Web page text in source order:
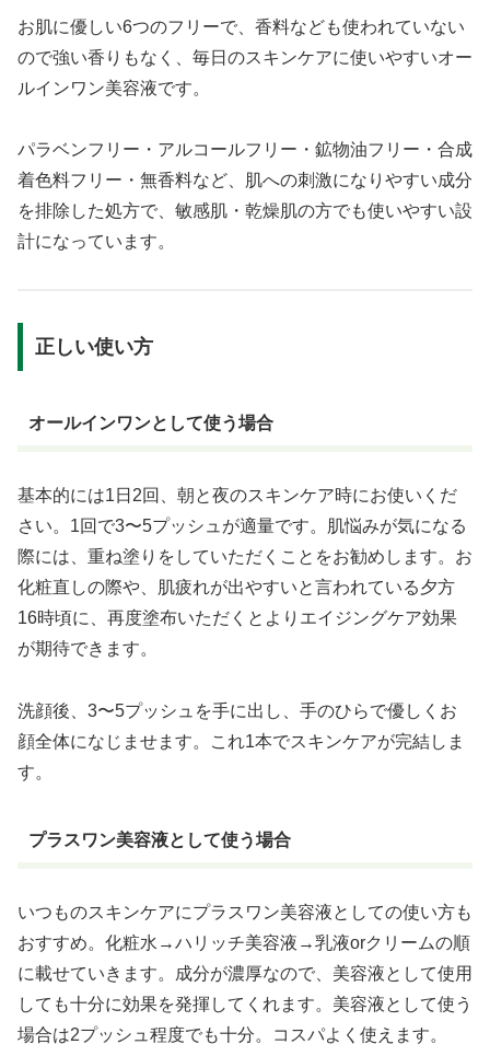
お肌に優しい6つのフリーで、香料なども使われていない
ので強い香りもなく、毎日のスキンケアに使いやすいオー
ルインワン美容液です。
パラベンフリー・アルコールフリー・鉱物油フリー・合成
着色料フリー・無香料など、肌への刺激になりやすい成分
を排除した処方で、敏感肌・乾燥肌の方でも使いやすい設
計になっています。
正しい使い方
オールインワンとして使う場合
基本的には1日2回、朝と夜のスキンケア時にお使いくだ
さい。1回で3〜5プッシュが適量です。肌悩みが気になる
際には、重ね塗りをしていただくことをお勧めします。お
化粧直しの際や、肌疲れが出やすいと言われている夕方
16時頃に、再度塗布いただくとよりエイジングケア効果
が期待できます。
洗顔後、3〜5プッシュを手に出し、手のひらで優しくお
顔全体になじませます。これ1本でスキンケアが完結しま
す。
プラスワン美容液として使う場合
いつものスキンケアにプラスワン美容液としての使い方も
おすすめ。化粧水→ハリッチ美容液→乳液orクリームの順
に載せていきます。成分が濃厚なので、美容液として使用
しても十分に効果を発揮してくれます。美容液として使う
場合は2プッシュ程度でも十分。コスパよく使えます。